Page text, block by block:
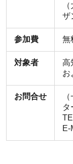
ザ
参加費 無
対象者
高
お
お問合せ
タ
E-